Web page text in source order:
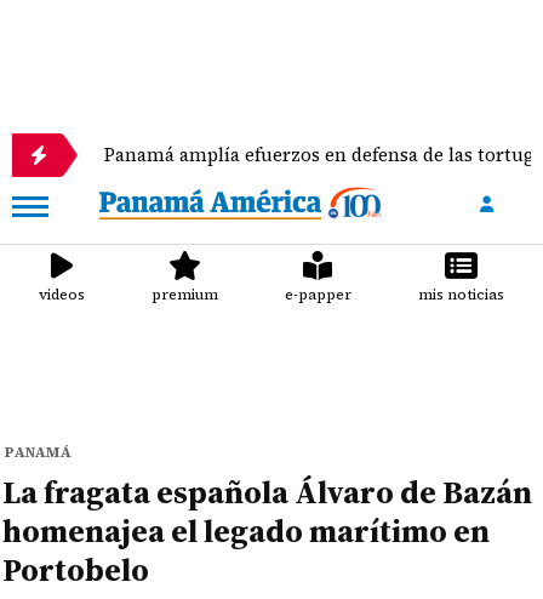
Panamá amplía efuerzos en defensa de las tortugas marinas
videos premium e-papper mis noticias
PANAMÁ
La fragata española Álvaro de Bazán
homenajea el legado marítimo en
Portobelo